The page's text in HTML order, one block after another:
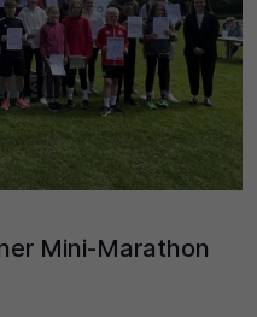
Mini-Marathon